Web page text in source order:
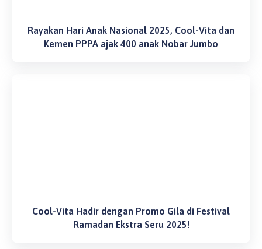
Rayakan Hari Anak Nasional 2025, Cool-Vita dan
Kemen PPPA ajak 400 anak Nobar Jumbo
Cool-Vita Hadir dengan Promo Gila di Festival
Ramadan Ekstra Seru 2025!